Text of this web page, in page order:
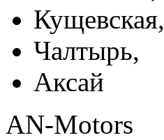
Кущевская,
Чалтырь,
Аксай
AN-Motors